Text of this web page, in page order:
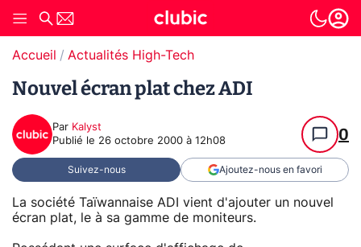
Accueil Actualités High-Tech
Nouvel écran plat chez ADI
Par Kalyst
Publié le 26 octobre 2000 à 12h08 0
Suivez-nous Ajoutez-nous en favori
La société Taïwannaise ADI vient d'ajouter un nouvel
écran plat, le à sa gamme de moniteurs.